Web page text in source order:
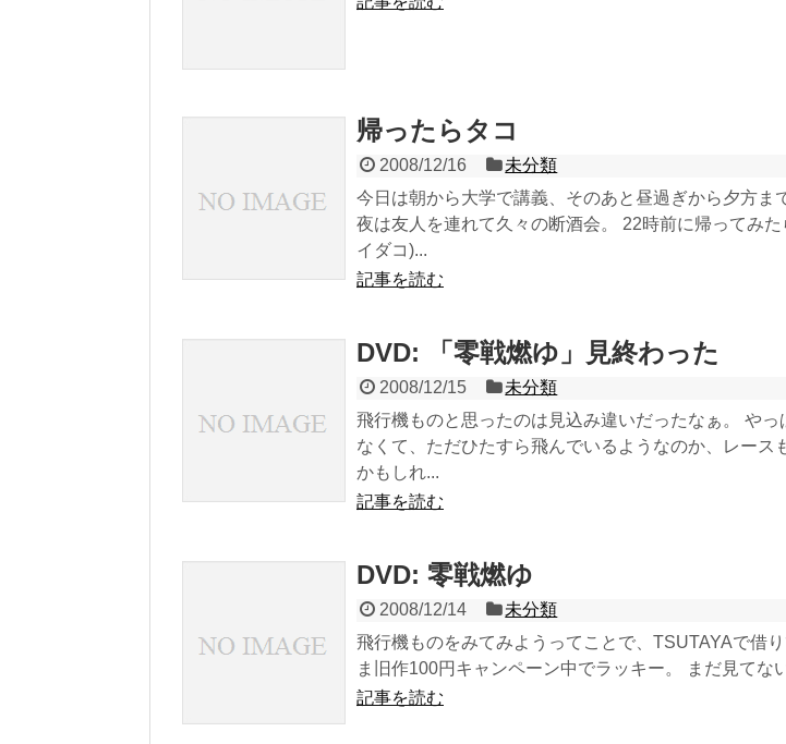
帰ったらタコ
2008/12/16
未分類
今日は朝から大学で講義、そのあと昼過ぎから夕方ま
夜は友人を連れて久々の断酒会。 22時前に帰ってみた
イダコ)...
記事を読む
DVD: 「零戦燃ゆ」見終わった
2008/12/15
未分類
飛行機ものと思ったのは見込み違いだったなぁ。 やっ
なくて、ただひたすら飛んでいるようなのか、レース
かもしれ...
記事を読む
DVD: 零戦燃ゆ
2008/12/14
未分類
飛行機ものをみてみようってことで、TSUTAYAで借
ま旧作100円キャンペーン中でラッキー。 まだ見てな
記事を読む